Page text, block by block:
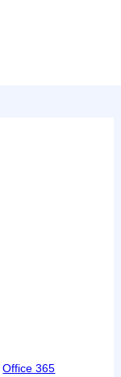
Office 365